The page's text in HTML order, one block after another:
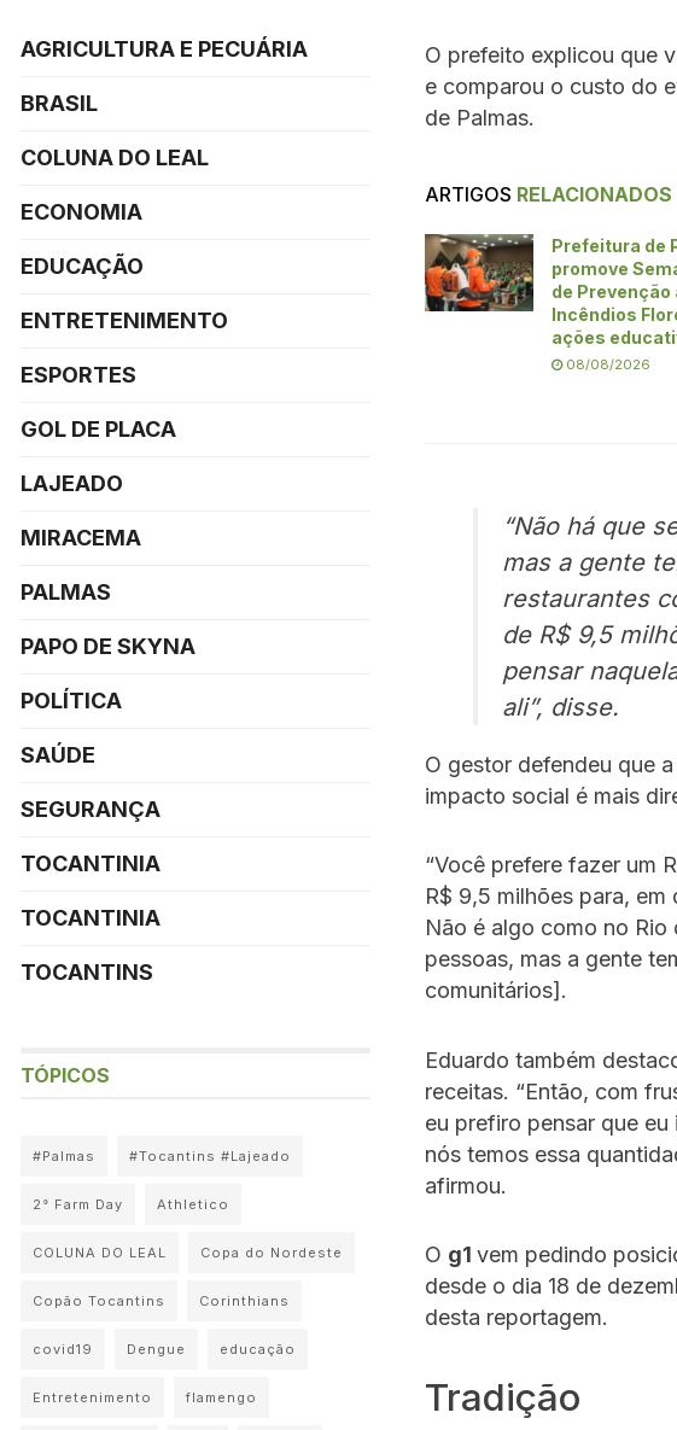
O prefeito explicou que
e comparou o custo do
de Palmas.
ARTIGOS RELACIONADOS
Prefeitura de
promove
de Prevenção
Incêndios
ações
08/08/2026
“Não há que
mas a gente
restaurantes
de R$ 9,5
pensar
ali”, disse.
O gestor defendeu que
impacto social é mais
“Você prefere fazer um
R$ 9,5 milhões para,
Não é algo como no
pessoas, mas a gente
comunitários].
Eduardo também
receitas. “Então, com
eu prefiro pensar que
nós temos essa
afirmou.
O g1 vem pedindo
desde o dia 18 de
desta reportagem.
Tradição
AGRICULTURA E PECUÁRIA
BRASIL
COLUNA DO LEAL
ECONOMIA
EDUCAÇÃO
ENTRETENIMENTO
ESPORTES
GOL DE PLACA
LAJEADO
MIRACEMA
PALMAS
PAPO DE SKYNA
POLÍTICA
SAÚDE
SEGURANÇA
TOCANTINIA
TOCANTINIA
TOCANTINS
TÓPICOS
#Palmas #Tocantins #Lajeado
2° Farm Day Athletico
COLUNA DO LEAL Copa do Nordeste
Copão Tocantins Corinthians
covid19 Dengue educação
Entretenimento flamengo